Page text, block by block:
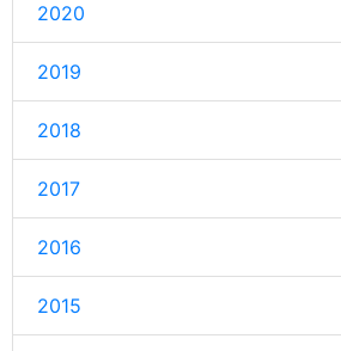
2020
2019
2018
2017
2016
2015